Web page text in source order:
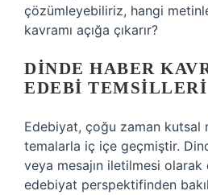
çözümleyebiliriz, hangi
kavramı açığa çıkarır?
DINDE HABER
EDEBI TEMSILLERI
Edebiyat, çoğu zaman kutsal
temalarla iç içe geçmiştir.
veya mesajın iletilmesi
edebiyat perspektifinden